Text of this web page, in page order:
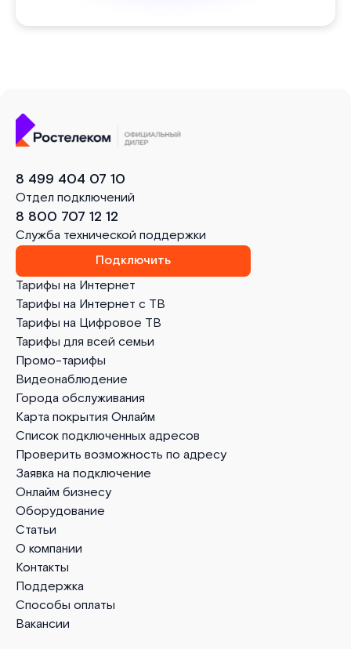
Тарифы на Интернет
Тарифы на Интернет с ТВ
Тарифы на Цифровое ТВ
Тарифы для всей семьи
Промо-тарифы
Видеонаблюдение
Города обслуживания
Карта покрытия Онлайм
Список подключенных адресов
Проверить возможность по адресу
Заявка на подключение
Онлайм бизнесу
Оборудование
Статьи
О компании
Контакты
Поддержка
Способы оплаты
Вакансии
8 499 404 07 10
Отдел подключений
8 800 707 12 12
Служба технической поддержки
Подключить